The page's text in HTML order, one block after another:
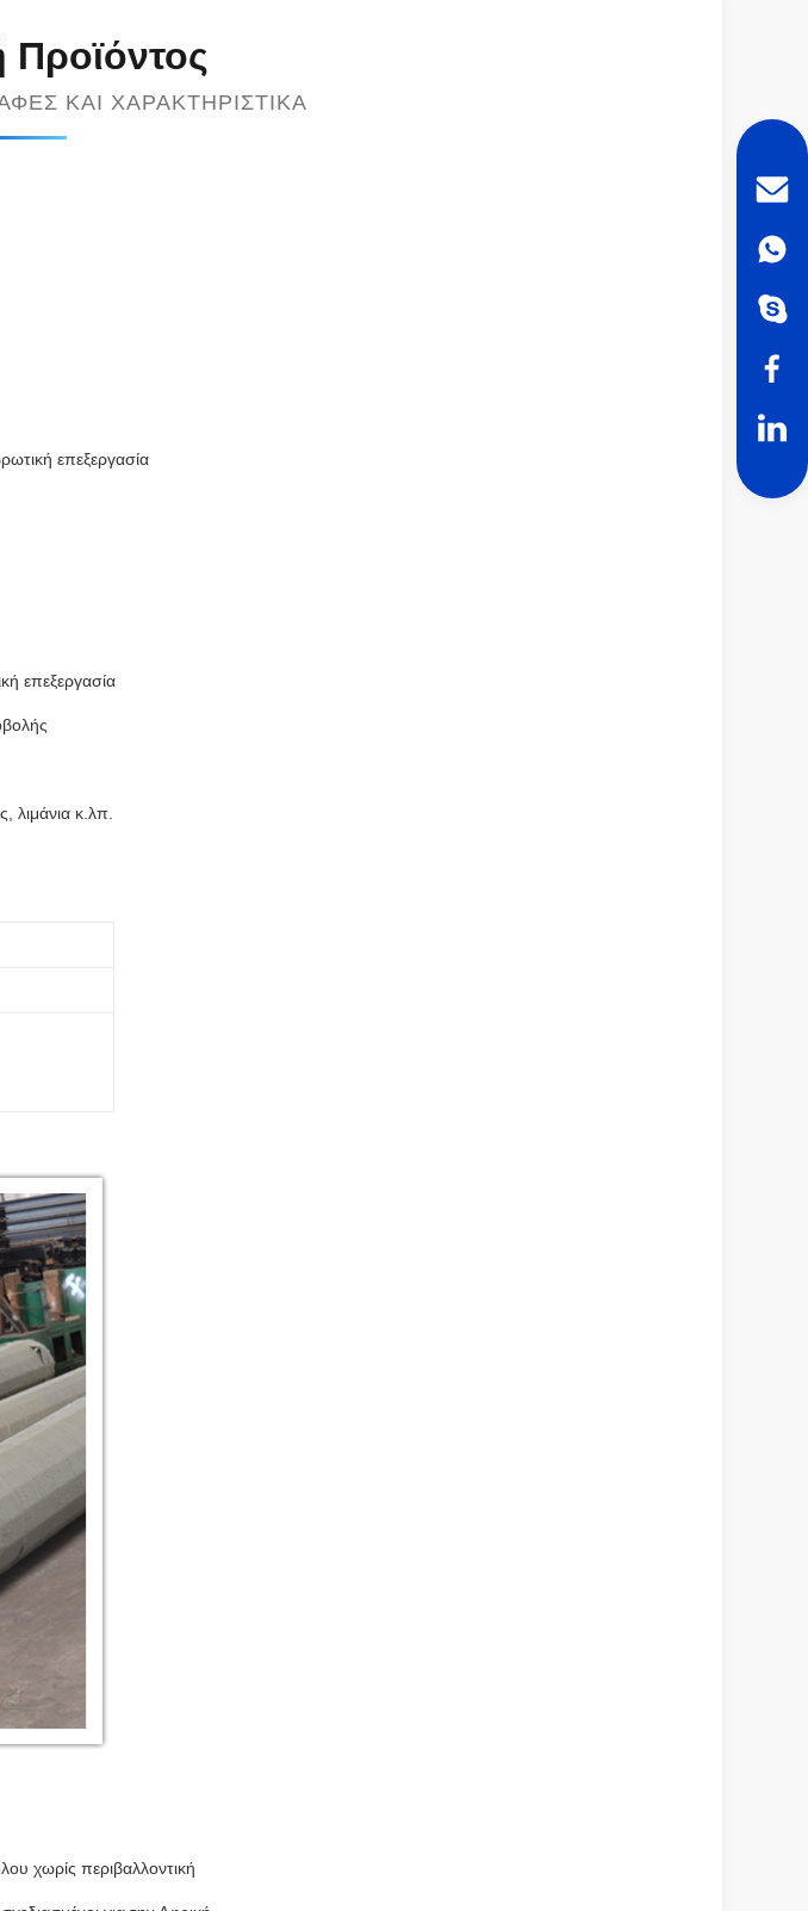
Προϊόντος
ΚΑΙ ΧΑΡΑΚΤΗΡΙΣΤΙΚΆ
επεξεργασία
επεξεργασία
λιμάνια κ.λπ.
χωρίς περιβαλλοντική